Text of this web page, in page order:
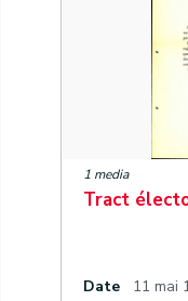
1 media
Tract
Date
11 mai